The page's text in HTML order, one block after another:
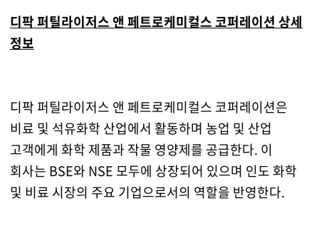
디팍 퍼틸라이저스 앤 페트로케미컬스 코퍼레이션 상세
정보
디팍 퍼틸라이저스 앤 페트로케미컬스 코퍼레이션은
비료 및 석유화학 산업에서 활동하며 농업 및 산업
고객에게 화학 제품과 작물 영양제를 공급한다. 이
회사는 BSE와 NSE 모두에 상장되어 있으며 인도 화학
및 비료 시장의 주요 기업으로서의 역할을 반영한다.